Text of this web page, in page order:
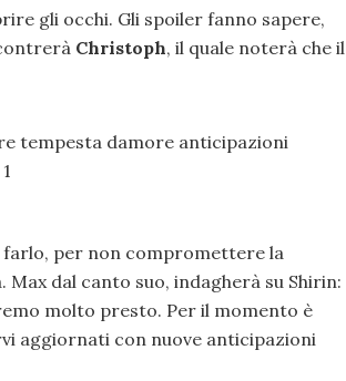
gli occhi. Gli spoiler fanno sapere,
Christoph, il quale noterà che il
farlo, per non compromettere la
dal canto suo, indagherà su Shirin:
molto presto. Per il momento è
aggiornati con nuove anticipazioni